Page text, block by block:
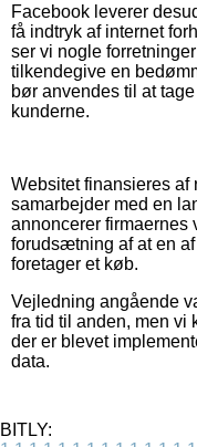
Facebook leverer
få indtryk af internet
ser vi nogle
tilkendegive en
bør anvendes til at
kunderne.
Websitet finansieres
samarbejder med en
annoncerer firmaernes
forudsætning af at en
foretager et køb.
Vejledning angående
fra tid til anden, men
der er blevet
data.
BITLY: